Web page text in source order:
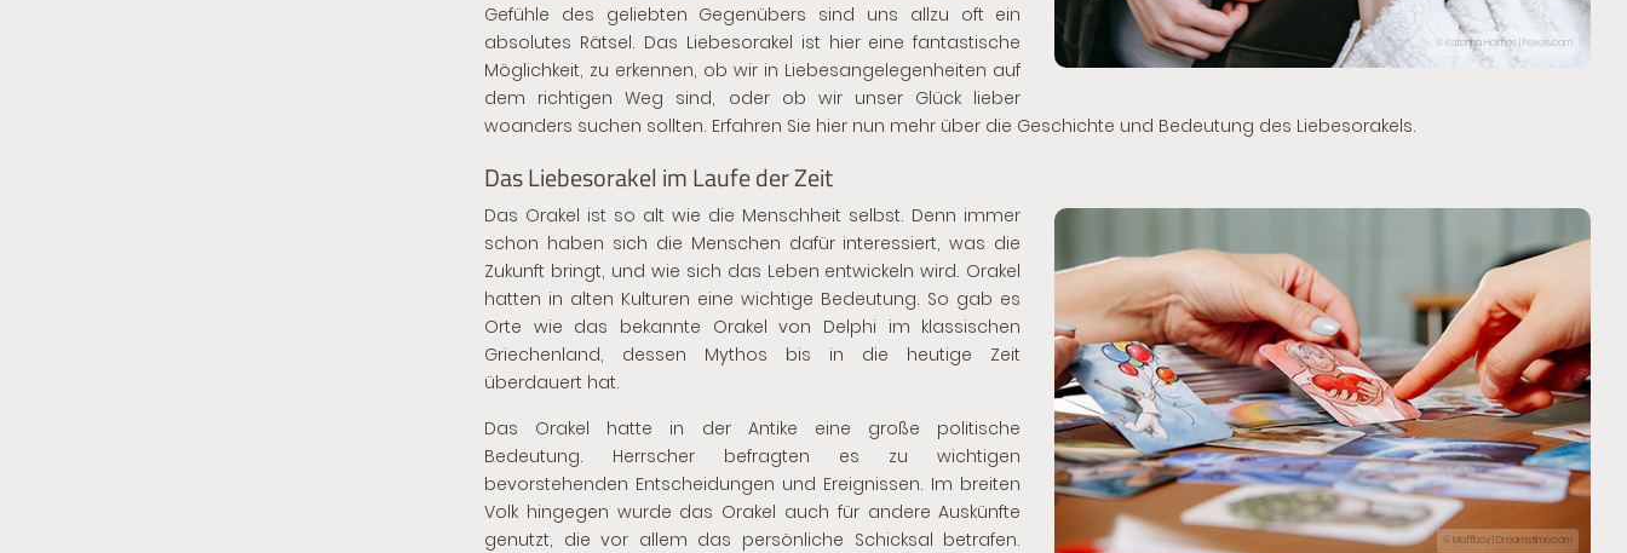
© Katerina Holmes | Pexels.com
Gefühle des geliebten Gegenübers sind uns allzu oft ein
absolutes Rätsel. Das Liebesorakel ist hier eine fantastische
Möglichkeit, zu erkennen, ob wir in Liebesangelegenheiten auf
dem richtigen Weg sind, oder ob wir unser Glück lieber
woanders suchen sollten. Erfahren Sie hier nun mehr über die Geschichte und Bedeutung des Liebesorakels.
Das Liebesorakel im Laufe der Zeit
© Maffboy | Dreamstime.com
Das Orakel ist so alt wie die Menschheit selbst. Denn immer
schon haben sich die Menschen dafür interessiert, was die
Zukunft bringt, und wie sich das Leben entwickeln wird. Orakel
hatten in alten Kulturen eine wichtige Bedeutung. So gab es
Orte wie das bekannte Orakel von Delphi im klassischen
Griechenland, dessen Mythos bis in die heutige Zeit
überdauert hat.
Das Orakel hatte in der Antike eine große politische
Bedeutung. Herrscher befragten es zu wichtigen
bevorstehenden Entscheidungen und Ereignissen. Im breiten
Volk hingegen wurde das Orakel auch für andere Auskünfte
genutzt, die vor allem das persönliche Schicksal betrafen.